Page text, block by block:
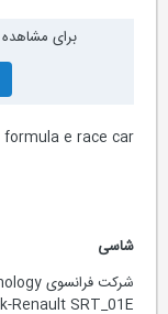
برای مشاهده
formula e race car
شاسی